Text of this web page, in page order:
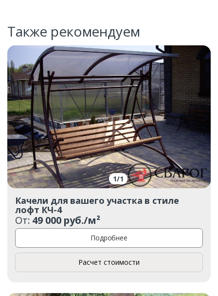
Также рекомендуем
1/1
Качели для вашего участка в стиле
лофт КЧ-4
От: 49 000 руб./м²
Подробнее
Расчет стоимости